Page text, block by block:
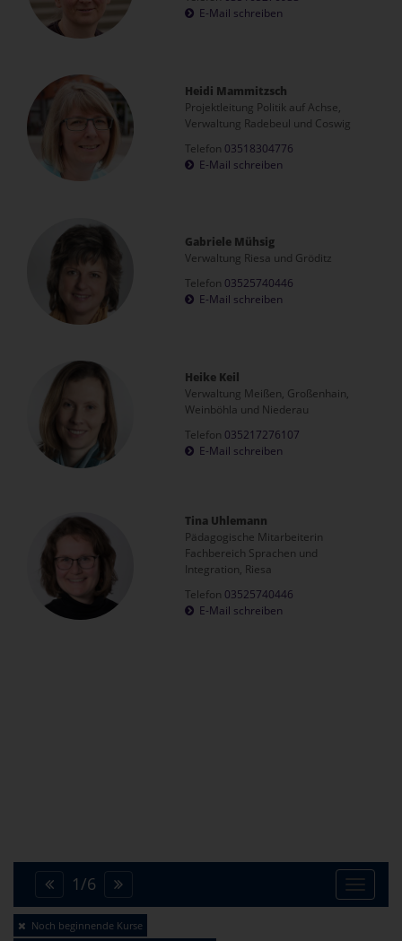
E-Mail schreiben
Heidi Mammitzsch
Projektleitung Politik auf Achse,
Verwaltung Radebeul und Coswig
Telefon 03518304776
E-Mail schreiben
Gabriele Mühsig
Verwaltung Riesa und Gröditz
Telefon 03525740446
E-Mail schreiben
Heike Keil
Verwaltung Meißen, Großenhain,
Weinböhla und Niederau
Telefon 035217276107
E-Mail schreiben
Tina Uhlemann
Pädagogische Mitarbeiterin
Fachbereich Sprachen und
Integration, Riesa
Telefon 03525740446
E-Mail schreiben
Toggle
1/6
Noch beginnende Kurse